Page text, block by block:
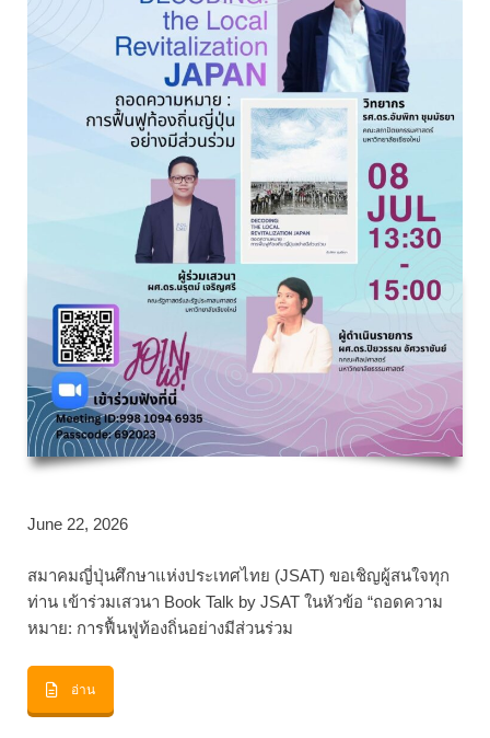
June 22, 2026
สมาคมญี่ปุ่นศึกษาแห่งประเทศไทย (JSAT) ขอเชิญผู้สนใจทุก
ท่าน เข้าร่วมเสวนา Book Talk by JSAT ในหัวข้อ “ถอดความ
หมาย: การฟื้นฟูท้องถิ่นอย่างมีส่วนร่วม
อ่าน